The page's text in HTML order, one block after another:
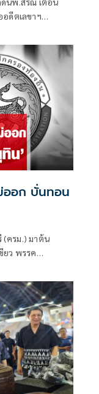
ดีตเลขาฯ
ออก บั่นทอน
ครม.) มาต้น
ยว พรรค